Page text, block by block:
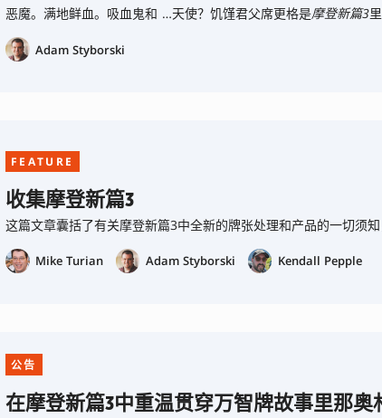
恶魔。满地鲜血。吸血鬼和 …天使？饥馑君父席更格是摩登新篇3
Adam Styborski
FEATURE
收集摩登新篇3
这篇文章囊括了有关摩登新篇3中全新的牌张处理和产品的一切须
Mike Turian Adam Styborski Kendall Pepple
公告
在摩登新篇3中重温贯穿万智牌故事里那奥